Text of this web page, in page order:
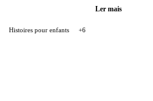
Ler mais
Histoires pour enfants +6